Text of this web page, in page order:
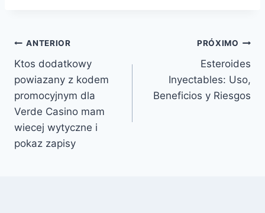
ANTERIOR
Ktos dodatkowy
powiazany z kodem
promocyjnym dla
Verde Casino mam
wiecej wytyczne i
pokaz zapisy
PRÓXIMO
Esteroides
Inyectables: Uso,
Beneficios y Riesgos